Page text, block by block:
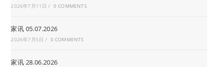
2026年7月11日 / 0 COMMENTS
家讯 05.07.2026
2026年7月5日 / 0 COMMENTS
家讯 28.06.2026